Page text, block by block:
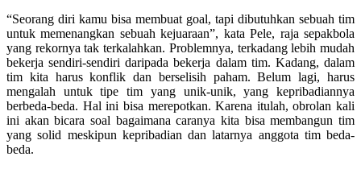
“Seorang diri kamu bisa membuat goal, tapi dibutuhkan sebuah tim
untuk memenangkan sebuah kejuaraan”, kata Pele, raja sepakbola
yang rekornya tak terkalahkan. Problemnya, terkadang lebih mudah
bekerja sendiri-sendiri daripada bekerja dalam tim. Kadang, dalam
tim kita harus konflik dan berselisih paham. Belum lagi, harus
mengalah untuk tipe tim yang unik-unik, yang kepribadiannya
berbeda-beda. Hal ini bisa merepotkan. Karena itulah, obrolan kali
ini akan bicara soal bagaimana caranya kita bisa membangun tim
yang solid meskipun kepribadian dan latarnya anggota tim beda-
beda.